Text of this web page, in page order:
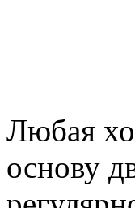
Любая
основу